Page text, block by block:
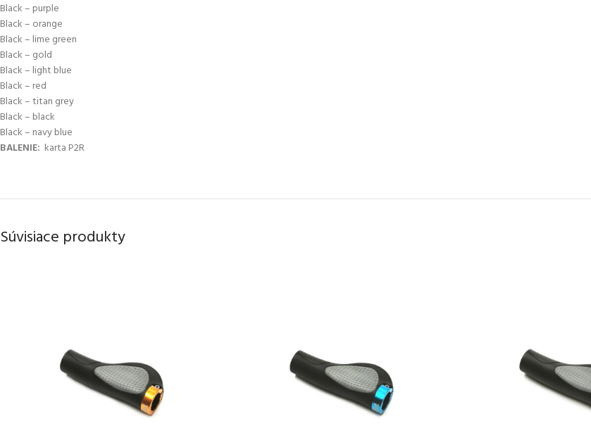
Black – purple
Black – orange
Black – lime green
Black – gold
Black – light blue
Black – red
Black – titan grey
Black – black
Black – navy blue
BALENIE: karta P2R
Súvisiace produkty